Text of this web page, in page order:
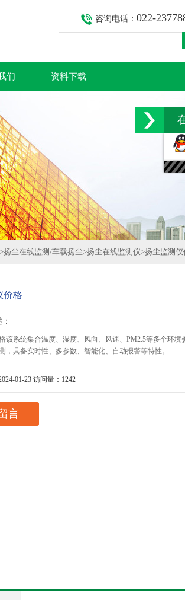
咨询电话： 022-
们 资料下载
>扬尘在线监测/车载扬尘>扬尘在线监测仪>扬尘监测仪
价格
该系统集合温度、湿度、风向、风速、PM2.5等多个环境
，具备实时性、多参数、智能化、自动报警等特性。
01-23 访问量：1242
言